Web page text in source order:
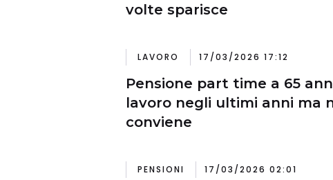
volte sparisce
LAVORO 17/03/2026 17:12
Pensione part time a 65
lavoro negli ultimi anni ma
conviene
PENSIONI 17/03/2026 02:01